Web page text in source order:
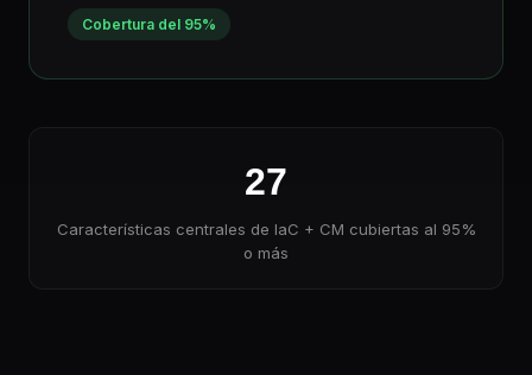
Cobertura del 95%
27
Características centrales de IaC + CM cubiertas al 95%
o más